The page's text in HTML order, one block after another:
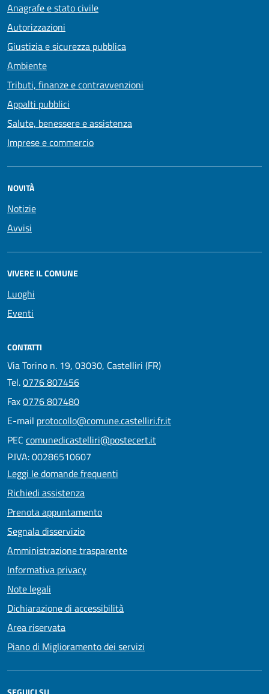
Anagrafe e stato civile
Autorizzazioni
Giustizia e sicurezza pubblica
Ambiente
Tributi, finanze e contravvenzioni
Appalti pubblici
Salute, benessere e assistenza
Imprese e commercio
NOVITÀ
Notizie
Avvisi
VIVERE IL COMUNE
Luoghi
Eventi
CONTATTI
Via Torino n. 19, 03030, Castelliri (FR)
Tel.0776 807456
Fax0776 807480
E-mail protocollo@comune.castelliri.fr.it
PEC comunedicastelliri@postecert.it
P.IVA: 00286510607
Leggi le domande frequenti
Richiedi assistenza
Prenota appuntamento
Segnala disservizio
Amministrazione trasparente
Informativa privacy
Note legali
Dichiarazione di accessibilità
Area riservata
Piano di Miglioramento dei servizi